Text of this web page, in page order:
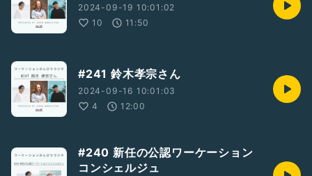
◆Shintaro Irie(入江真太郎)(大阪府在住、京都府拠点)
◆Yui Miyata(宮田唯)(富山県在住)
https://radiotalk.jp/program/111750
#ゲストと一緒に配信
#新人さんいらっしゃい
#ワークスタイル
2024-09-19 10:01:02
10
11:50
#241 鈴木孝宗さん
2024-09-16 10:01:03
4
12:00
#240 新任の公認ワーケーション
コンシェルジュ